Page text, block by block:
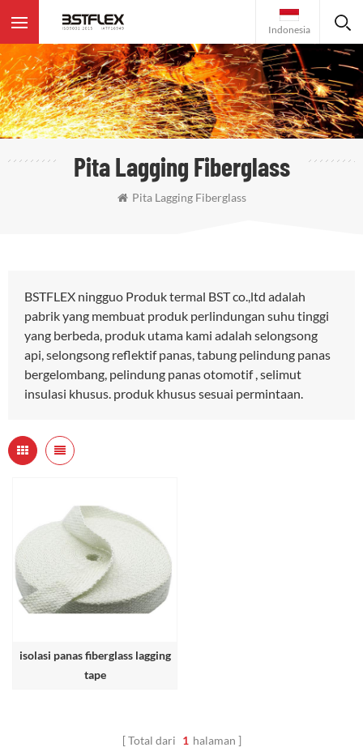
Indonesia
Pita Lagging Fiberglass
Pita Lagging Fiberglass
BSTFLEX ningguo Produk termal BST co.,ltd adalah
pabrik yang membuat produk perlindungan suhu tinggi
yang berbeda, produk utama kami adalah selongsong
api, selongsong reflektif panas, tabung pelindung panas
bergelombang, pelindung panas otomotif , selimut
insulasi khusus. produk khusus sesuai permintaan.
isolasi panas fiberglass lagging
tape
Total dari 1 halaman